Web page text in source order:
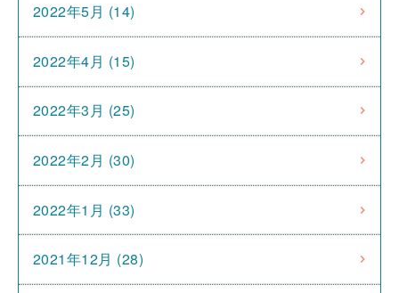
2022年5月 (14)
2022年4月 (15)
2022年3月 (25)
2022年2月 (30)
2022年1月 (33)
2021年12月 (28)